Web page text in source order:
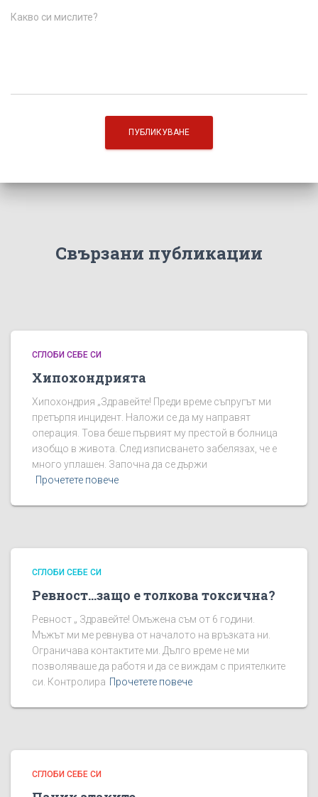
Какво си мислите?
Свързани публикации
СГЛОБИ СЕБЕ СИ
Хипохондрията
Хипохондрия „Здравейте! Преди време съпругът ми
претърпя инцидент. Наложи се да му направят
операция. Това беше първият му престой в болница
изобщо в живота. След изписването забелязах, че е
много уплашен. Започна да се държи
Прочетете повече
СГЛОБИ СЕБЕ СИ
Ревност…защо е толкова токсична?
Ревност „ Здравейте! Омъжена съм от 6 години.
Мъжът ми ме ревнува от началото на връзката ни.
Ограничава контактите ми. Дълго време не ми
позволяваше да работя и да се виждам с приятелките
си. Контролира Прочетете повече
СГЛОБИ СЕБЕ СИ